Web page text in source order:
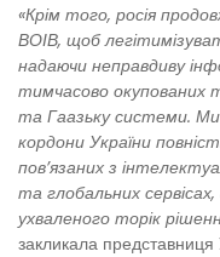
«Крім того, росія
ВОІВ, щоб
надаючи неправдиву
тимчасово окупованих
та Гаазьку системи.
кордони України
пов’язаних з
та глобальних
ухваленого торік
закликала